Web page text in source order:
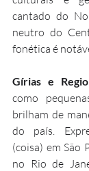
cantado do
neutro do
fonética é
Gírias e
como
brilham de
do país.
(coisa) em São
no Rio de